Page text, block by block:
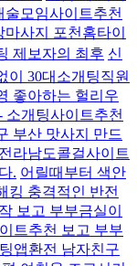
술모임사이트추천
마사지 포천홈타이
제보자의 최후 신
이 30대소개팅직원
좋아하는 헐리우
소개팅사이트추천
부산 맛사지 만드
전라남도콜걸사이트
. 어릴때부터 색안
킹 충격적인 반전
보고 부부금실이
트추천 보고 부부
앱환전 남자친구